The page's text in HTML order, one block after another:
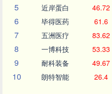
5 近岸蛋白 46.72
6 毕得医药 61.6
7 五洲医疗 83.62
8 一博科技 53.33
9 耐科装备 49.67
10 朗特智能 26.4